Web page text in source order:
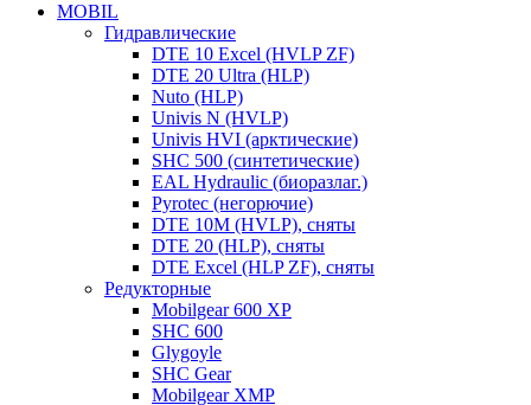
MOBIL
Гидравлические
DTE 10 Excel (HVLP ZF)
DTE 20 Ultra (HLP)
Nuto (HLP)
Univis N (HVLP)
Univis HVI (арктические)
SHC 500 (синтетические)
EAL Hydraulic (биоразлаг.)
Pyrotec (негорючие)
DTE 10M (HVLP), сняты
DTE 20 (HLP), сняты
DTE Excel (HLP ZF), сняты
Редукторные
Mobilgear 600 XP
SHC 600
Glygoyle
SHC Gear
Mobilgear XMP